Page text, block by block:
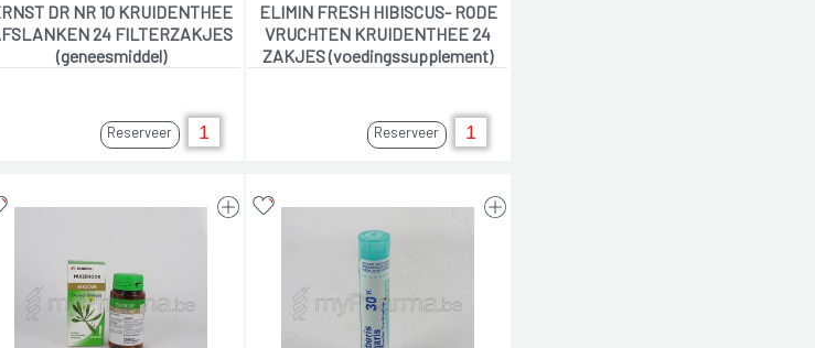
DR NR 10 KRUIDENTHEE
24 FILTERZAKJES
(geneesmiddel)
Reserveer
ELIMIN FRESH HIBISCUS- RODE
VRUCHTEN KRUIDENTHEE 24
ZAKJES (voedingssupplement)
Reserveer